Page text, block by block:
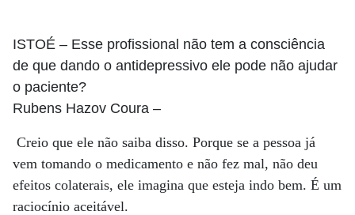
ISTOÉ – Esse profissional não tem a consciência
de que dando o antidepressivo ele pode não ajudar
o paciente?
Rubens Hazov Coura –
Creio que ele não saiba disso. Porque se a pessoa já
vem tomando o medicamento e não fez mal, não deu
efeitos colaterais, ele imagina que esteja indo bem. É um
raciocínio aceitável.